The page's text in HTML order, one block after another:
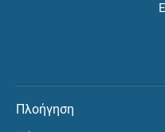
Πλοήγηση